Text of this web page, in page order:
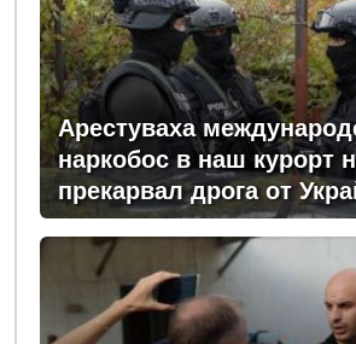
Арестуваха
наркобос в наш курорт
прекарвал дрога от
ЕС